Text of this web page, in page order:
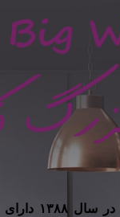
شرکت تیسان